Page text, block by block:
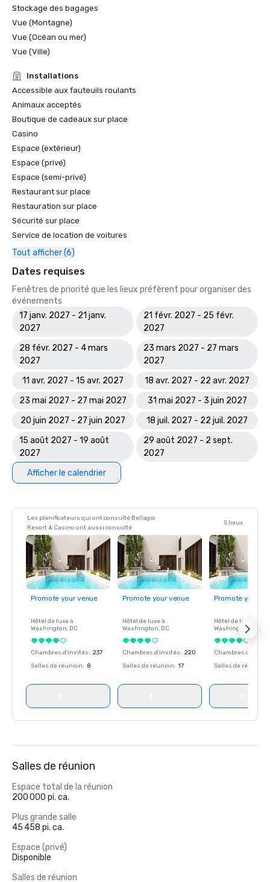
Stockage des bagages
Vue (Montagne)
Vue (Océan ou mer)
Vue (Ville)
Installations
Accessible aux fauteuils roulants
Animaux acceptés
Boutique de cadeaux sur place
Casino
Espace (extérieur)
Espace (privé)
Espace (semi-privé)
Restaurant sur place
Restauration sur place
Sécurité sur place
Service de location de voitures
Tout afficher (6)
Dates requises
Fenêtres de priorité que les lieux préfèrent pour organiser des
événements
17 janv. 2027 - 21 janv.
2027
21 févr. 2027 - 25 févr.
2027
28 févr. 2027 - 4 mars
2027
23 mars 2027 - 27 mars
2027
11 avr. 2027 - 15 avr. 2027
18 avr. 2027 - 22 avr. 2027
23 mai 2027 - 27 mai 2027
31 mai 2027 - 3 juin 2027
20 juin 2027 - 27 juin 2027
18 juil. 2027 - 22 juil. 2027
15 août 2027 - 19 août
2027
29 août 2027 - 2 sept.
2027
Afficher le calendrier
Les planificateurs qui ont consulté Bellagio
Resort & Casino ont aussi consulté
5 lieux
Promote your venue
Hôtel de luxe à
Washington, DC
Chambres d'invités: 237
Salles de réunion: 8
Promote your venue
Hôtel de luxe à
Washington, DC
Chambres d'invités: 220
Salles de réunion: 17
Promote your
Hôtel de luxe à
Washington
Chambres
Salles de réunion
Salles de réunion
Espace total de la réunion
200 000 pi. ca.
Plus grande salle
45 458 pi. ca.
Espace (privé)
Disponible
Salles de réunion